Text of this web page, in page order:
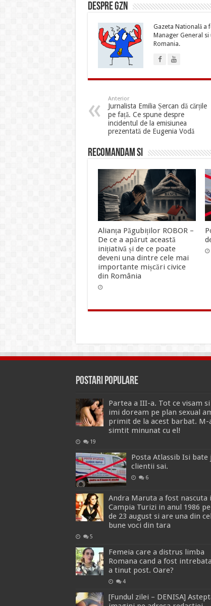
Despre gzn
Gazeta Natională a
Manager General
Romania.
Anterior
Jurnalista Emilia Șercan dă cărțile
pe față. Ce spune despre
incidentul de la emisiunea
prezentată de Eugenia Vodă
Recomandam si
Alianța Păgubiților ROBOR –
De ce a apărut această
inițiativă și de ce poate
deveni una dintre cele mai
importante mișcări civice
din România
Postari Populare
Partea a III-a. Tot ce visam si
imi doream pe plan sexual
primit de la acest barbat. M-
simtit minunat cu el!
19
Posta Atlassib Isi bate
clientii sai.
6
Andra Maruta a fost nascuta
Campia Turizi in anul 1986
de 23 august si are una din
bune voci din tara
5
Femeia care a distrus limba
Romana cand a fost
a tinut post. Oare?
4
[Fundul zilei – DENISA]